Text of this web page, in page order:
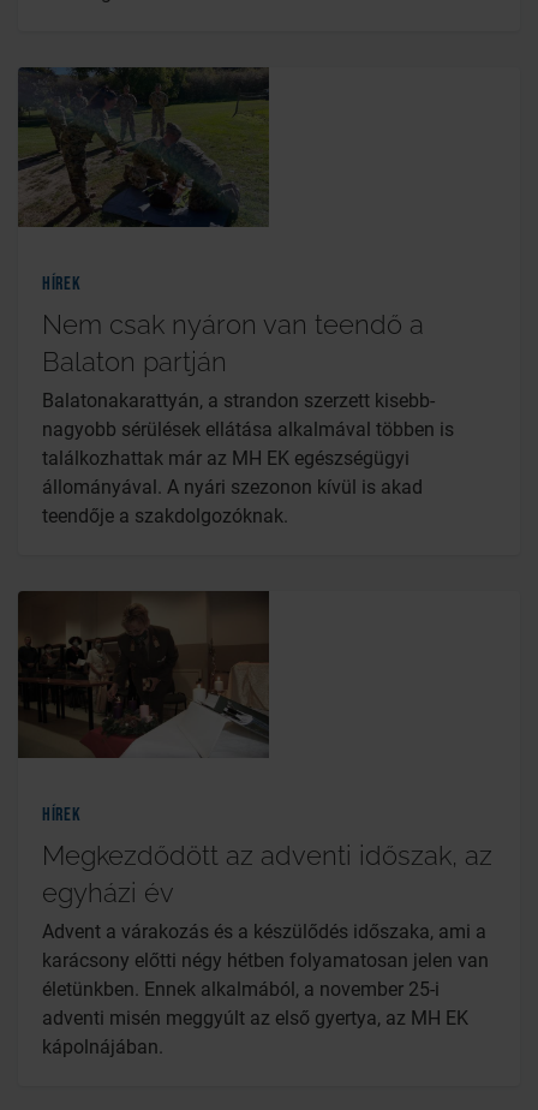
Hírek
Nem csak nyáron van teendő a
Balaton partján
Balatonakarattyán, a strandon szerzett kisebb-
nagyobb sérülések ellátása alkalmával többen is
találkozhattak már az MH EK egészségügyi
állományával. A nyári szezonon kívül is akad
teendője a szakdolgozóknak.
Hírek
Megkezdődött az adventi időszak, az
egyházi év
Advent a várakozás és a készülődés időszaka, ami a
karácsony előtti négy hétben folyamatosan jelen van
életünkben. Ennek alkalmából, a november 25-i
adventi misén meggyúlt az első gyertya, az MH EK
kápolnájában.